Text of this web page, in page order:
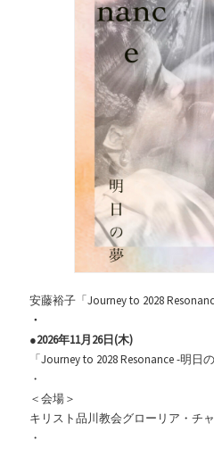
安藤裕子「Journey to 2028
・
●2026年11月26日(木)
「Journey to 2028 Resonance -明日
・
＜会場＞
キリスト品川教会グローリア・チ
・